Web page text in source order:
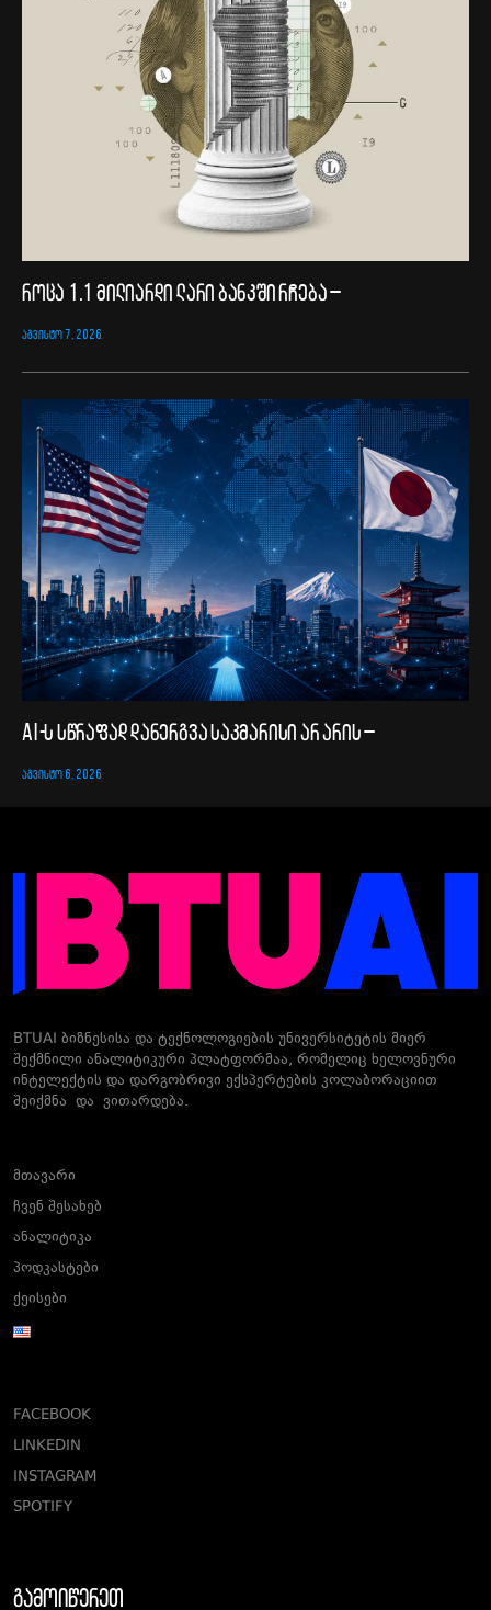
როცა 1.1 მილიარდი ლარი ბანკში რჩება –
ᲐᲒᲕᲘᲡᲢᲝ 7, 2026
AI-ს სწრაფად დანერგვა საკმარისი არ არის –
ᲐᲒᲕᲘᲡᲢᲝ 6, 2026
BTUAI ბიზნესისა და ტექნოლოგიების უნივერსიტეტის მიერ
შექმნილი ანალიტიკური პლატფორმაა, რომელიც ხელოვნური
ინტელექტის და დარგობრივი ექსპერტების კოლაბორაციით
შეიქმნა და ვითარდება.
მთავარი
ჩვენ შესახებ
ანალიტიკა
პოდკასტები
ქეისები
FACEBOOK
LINKEDIN
INSTAGRAM
SPOTIFY
გამოიწერეთ